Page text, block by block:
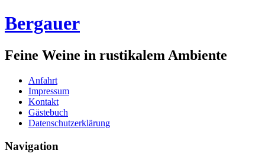
Bergauer
Feine Weine in rustikalem Ambiente
Anfahrt
Impressum
Kontakt
Gästebuch
Datenschutzerklärung
Navigation